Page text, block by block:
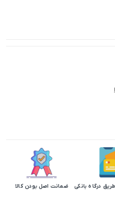
درگاه بانکی ضمانت اصل بودن کالا